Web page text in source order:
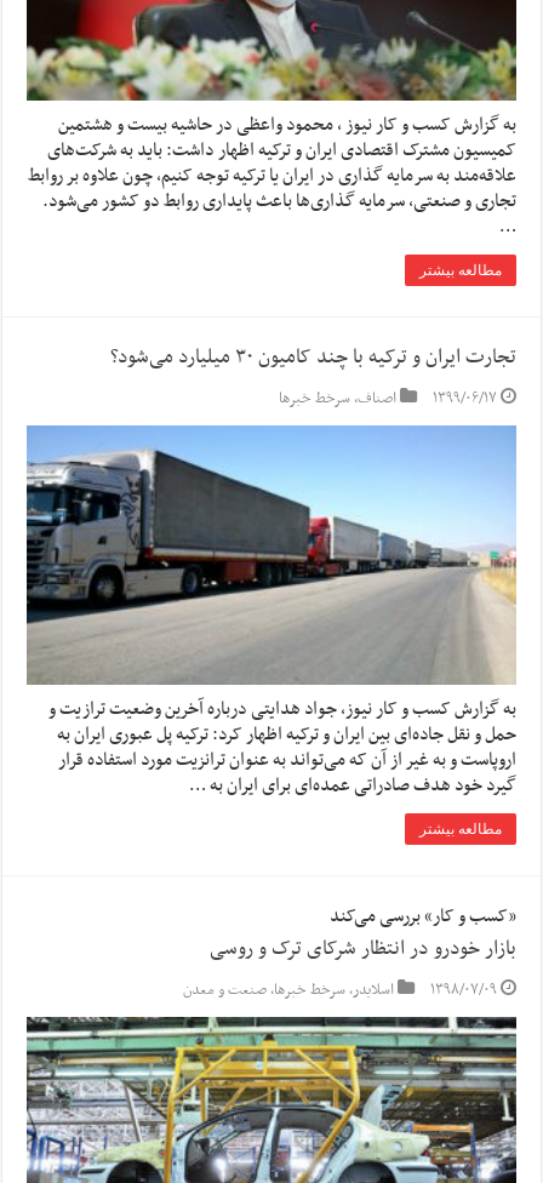
به گزارش کسب و کار نیوز ، محمود واعظی در حاشیه بیست و هشتمین
کمیسیون مشترک اقتصادی ایران و ترکیه اظهار داشت: باید به شرکت‌های
علاقه‌مند به سرمایه گذاری در ایران یا ترکیه توجه کنیم، چون علاوه بر روابط
تجاری و صنعتی، سرمایه گذاری‌ها باعث پایداری روابط دو کشور می‌شود.
…
مطالعه بیشتر
تجارت ایران و ترکیه با چند کامیون ۳۰ میلیارد می‌شود؟
۱۳۹۹/۰۶/۱۷ اصناف,سرخط خبرها
به گزارش کسب و کار نیوز، جواد هدایتی درباره آخرین وضعیت ترازیت و
حمل و نقل جاده‌ای بین ایران و ترکیه اظهار کرد: ‌ترکیه پل عبوری ایران به
اروپاست و به غیر از آن که می‌تواند به عنوان ترانزیت مورد استفاده قرار
گیرد خود هدف صادراتی عمده‌ای برای ایران به …
مطالعه بیشتر
«کسب و کار» بررسی می‌کند
بازار خودرو در انتظار شرکای ترک و روسی
۱۳۹۸/۰۷/۰۹ اسلایدر,سرخط خبرها,صنعت و معدن